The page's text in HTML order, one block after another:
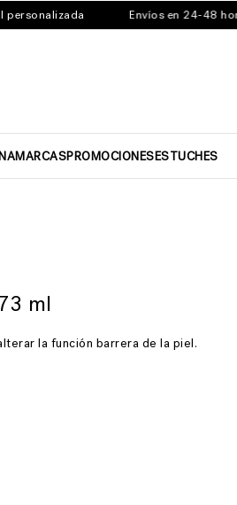
Envíos en 24-48 horas
MARCASPROMOCIONESESTUCHES
ml
la función barrera de la piel.